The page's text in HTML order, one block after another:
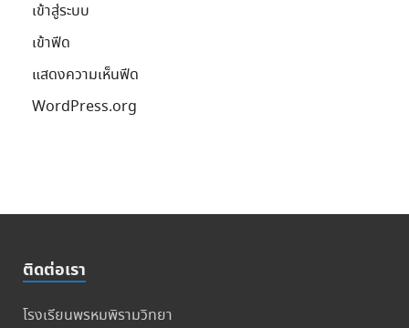
เข้าสู่ระบบ
เข้าฟีด
แสดงความเห็นฟีด
WordPress.org
ติดต่อเรา
โรงเรียนพรหมพิรามวิทยา